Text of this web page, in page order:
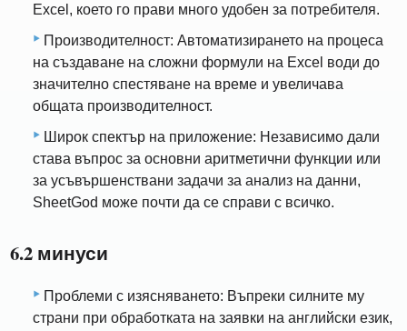
Excel, което го прави много удобен за потребителя.
Производителност: Автоматизирането на процеса
на създаване на сложни формули на Excel води до
значително спестяване на време и увеличава
общата производителност.
Широк спектър на приложение: Независимо дали
става въпрос за основни аритметични функции или
за усъвършенствани задачи за анализ на данни,
SheetGod може почти да се справи с всичко.
6.2 минуси
Проблеми с изясняването: Въпреки силните му
страни при обработката на заявки на английски език,